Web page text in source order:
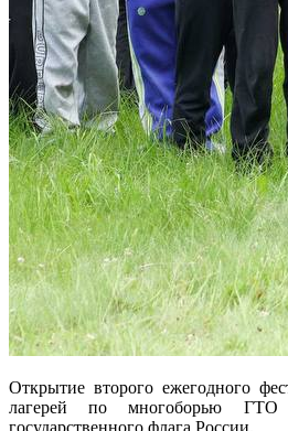
Открытие второго ежегодного
лагерей по многоборью ГТО
государственного флага России.